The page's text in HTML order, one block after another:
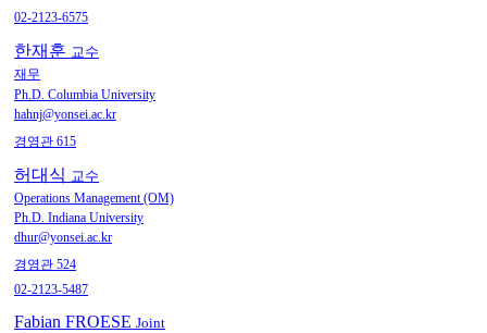
02-2123-6575
한재훈 교수
재무
Ph.D. Columbia University
hahnj@yonsei.ac.kr
경영관 615
허대식 교수
Operations Management (OM)
Ph.D. Indiana University
dhur@yonsei.ac.kr
경영관 524
02-2123-5487
Fabian FROESE Joint